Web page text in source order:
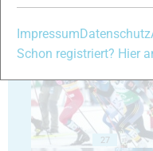
27
Impressum Datenschutz
Schon registriert? Hier